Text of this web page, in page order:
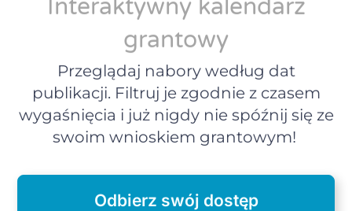
Interaktywny kalendarz
grantowy
Przeglądaj nabory według dat
publikacji. Filtruj je zgodnie z czasem
wygaśnięcia i już nigdy nie spóźnij się ze
swoim wnioskiem grantowym!
Odbierz swój dostęp